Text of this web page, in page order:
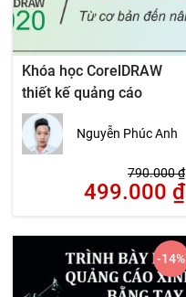
Khóa học CorelDRAW
thiết kế quảng cáo
Nguyễn Phúc Anh
790.000₫
499.000 ₫
-14%